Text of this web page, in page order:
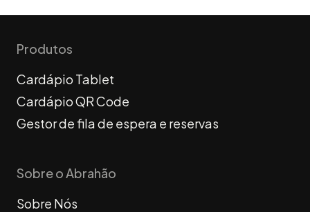
Produtos
Cardápio Tablet
Cardápio QR Code
Gestor de fila de espera e reservas
Sobre o Abrahão
Sobre Nós